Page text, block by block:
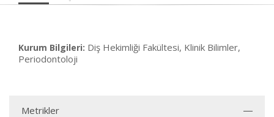
Kurum Bilgileri: Diş Hekimliği Fakültesi, Klinik Bilimler,
Periodontoloji
Metrikler